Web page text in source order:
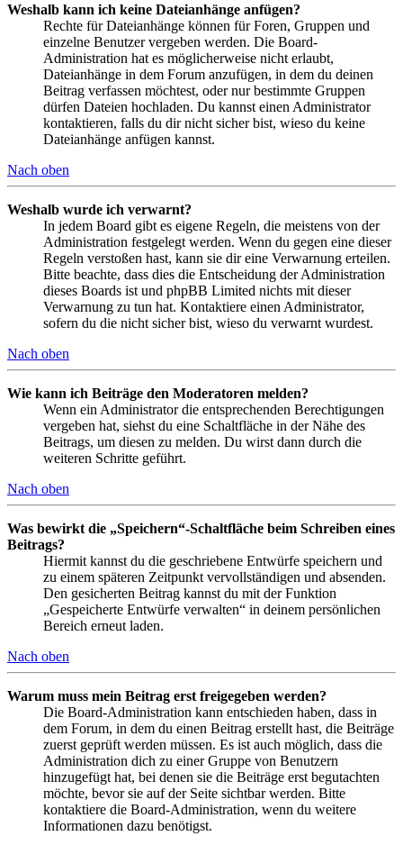
Weshalb kann ich keine Dateianhänge anfügen?
Rechte für Dateianhänge können für Foren, Gruppen und
einzelne Benutzer vergeben werden. Die Board-
Administration hat es möglicherweise nicht erlaubt,
Dateianhänge in dem Forum anzufügen, in dem du deinen
Beitrag verfassen möchtest, oder nur bestimmte Gruppen
dürfen Dateien hochladen. Du kannst einen Administrator
kontaktieren, falls du dir nicht sicher bist, wieso du keine
Dateianhänge anfügen kannst.
Nach oben
Weshalb wurde ich verwarnt?
In jedem Board gibt es eigene Regeln, die meistens von der
Administration festgelegt werden. Wenn du gegen eine dieser
Regeln verstoßen hast, kann sie dir eine Verwarnung erteilen.
Bitte beachte, dass dies die Entscheidung der Administration
dieses Boards ist und phpBB Limited nichts mit dieser
Verwarnung zu tun hat. Kontaktiere einen Administrator,
sofern du die nicht sicher bist, wieso du verwarnt wurdest.
Nach oben
Wie kann ich Beiträge den Moderatoren melden?
Wenn ein Administrator die entsprechenden Berechtigungen
vergeben hat, siehst du eine Schaltfläche in der Nähe des
Beitrags, um diesen zu melden. Du wirst dann durch die
weiteren Schritte geführt.
Nach oben
Was bewirkt die „Speichern“-Schaltfläche beim Schreiben eines
Beitrags?
Hiermit kannst du die geschriebene Entwürfe speichern und
zu einem späteren Zeitpunkt vervollständigen und absenden.
Den gesicherten Beitrag kannst du mit der Funktion
„Gespeicherte Entwürfe verwalten“ in deinem persönlichen
Bereich erneut laden.
Nach oben
Warum muss mein Beitrag erst freigegeben werden?
Die Board-Administration kann entschieden haben, dass in
dem Forum, in dem du einen Beitrag erstellt hast, die Beiträge
zuerst geprüft werden müssen. Es ist auch möglich, dass die
Administration dich zu einer Gruppe von Benutzern
hinzugefügt hat, bei denen sie die Beiträge erst begutachten
möchte, bevor sie auf der Seite sichtbar werden. Bitte
kontaktiere die Board-Administration, wenn du weitere
Informationen dazu benötigst.